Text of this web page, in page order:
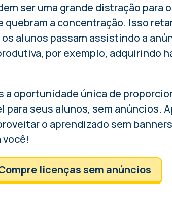
ser uma grande distração para
quebram a concentração. Isso
alunos passam assistindo a
por exemplo, adquirindo
a oportunidade única de
para seus alunos, sem anúncios.
o aprendizado sem
você!
licenças sem anúncios